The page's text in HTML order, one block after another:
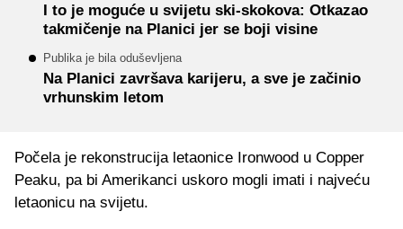
I to je moguće u svijetu ski-skokova: Otkazao
takmičenje na Planici jer se boji visine
Publika je bila oduševljena
Na Planici završava karijeru, a sve je začinio
vrhunskim letom
Počela je rekonstrucija letaonice Ironwood u Copper
Peaku, pa bi Amerikanci uskoro mogli imati i najveću
letaonicu na svijetu.